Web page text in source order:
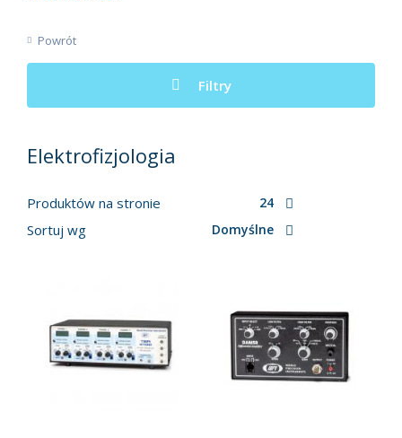
Powrót
Filtry
Elektrofizjologia
Produktów na stronie 24
Sortuj wg Domyślne